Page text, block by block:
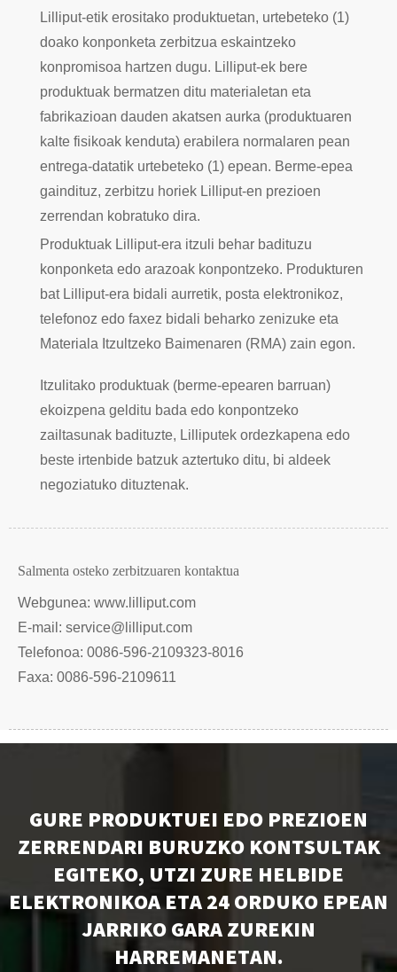
Lilliput-etik erositako produktuetan, urtebeteko (1)
doako konponketa zerbitzua eskaintzeko
konpromisoa hartzen dugu. Lilliput-ek bere
produktuak bermatzen ditu materialetan eta
fabrikazioan dauden akatsen aurka (produktuaren
kalte fisikoak kenduta) erabilera normalaren pean
entrega-datatik urtebeteko (1) epean. Berme-epea
gaindituz, zerbitzu horiek Lilliput-en prezioen
zerrendan kobratuko dira.
Produktuak Lilliput-era itzuli behar badituzu
konponketa edo arazoak konpontzeko. Produkturen
bat Lilliput-era bidali aurretik, posta elektronikoz,
telefonoz edo faxez bidali beharko zenizuke eta
Materiala Itzultzeko Baimenaren (RMA) zain egon.
Itzulitako produktuak (berme-epearen barruan)
ekoizpena gelditu bada edo konpontzeko
zailtasunak badituzte, Lilliputek ordezkapena edo
beste irtenbide batzuk aztertuko ditu, bi aldeek
negoziatuko dituztenak.
Salmenta osteko zerbitzuaren kontaktua
Webgunea: www.lilliput.com
E-mail: service@lilliput.com
Telefonoa: 0086-596-2109323-8016
Faxa: 0086-596-2109611
GURE PRODUKTUEI EDO PREZIOEN
ZERRENDARI BURUZKO KONTSULTAK
EGITEKO, UTZI ZURE HELBIDE
ELEKTRONIKOA ETA 24 ORDUKO EPEAN
JARRIKO GARA ZUREKIN
HARREMANETAN.